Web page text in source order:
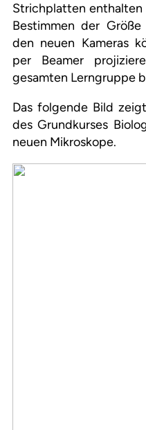
Strichplatten enthalten
Bestimmen der
den neuen Kameras
per Beamer
gesamten Lerngruppe
Das folgende Bild
des Grundkurses
neuen Mikroskope.